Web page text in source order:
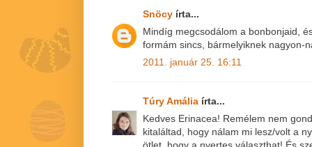
Snöcy írta...
Mindíg megcsodálom a bonbonjaid,
formám sincs, bármelyiknek nagyon-
2011. január 25. 16:11
Túry Amália írta...
Kedves Erinacea! Remélem nem
kitaláltad, hogy nálam mi lesz/volt a